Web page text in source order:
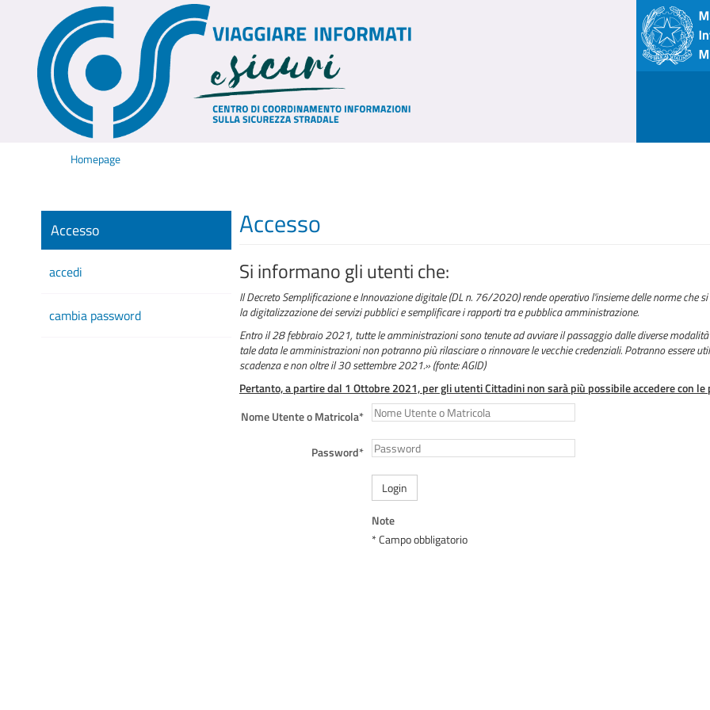
Homepage
Accesso
accedi
cambia password
Accesso
Si informano gli utenti che:
Il Decreto Semplificazione e Innovazione digitale (DL n. 76/2020) rende operativo l'insieme delle norme che
la digitalizzazione dei servizi pubblici e semplificare i rapporti tra e pubblica amministrazione.
Entro il 28 febbraio 2021, tutte le amministrazioni sono tenute ad avviare il passaggio dalle diverse
tale data le amministrazioni non potranno più rilasciare o rinnovare le vecchie credenziali. Potranno essere
scadenza e non oltre il 30 settembre 2021.» (fonte: AGID)
Pertanto, a partire dal 1 Ottobre 2021, per gli utenti Cittadini non sarà più possibile accedere con
Nome Utente o Matricola*
Password*
Login
Note
* Campo obbligatorio